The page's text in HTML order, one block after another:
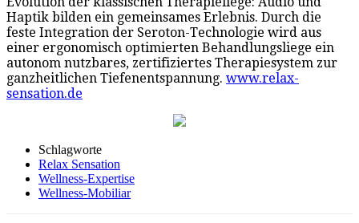
Haptik bilden ein gemeinsames Erlebnis. Durch die
feste Integration der Seroton-Technologie wird aus
einer ergonomisch optimierten Behandlungsliege ein
autonom nutzbares, zertifiziertes Therapiesystem zur
ganzheitlichen Tiefenentspannung. www.relax-
sensation.de
Schlagworte
Relax Sensation
Wellness-Expertise
Wellness-Mobiliar